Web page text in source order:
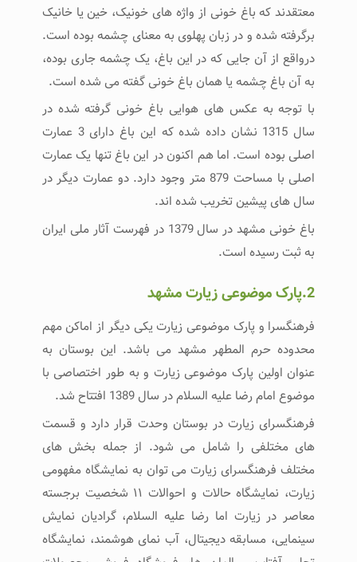
معتقدند که باغ خونی از واژه های خونیک، خین یا خانیک
برگرفته شده و در زبان پهلوی به معنای چشمه بوده است.
درواقع از آن جایی که در این باغ، یک چشمه جاری بوده،
به آن باغ چشمه یا همان باغ خونی گفته می شده است.
با توجه به عکس های هوایی باغ خونی گرفته شده در
سال 1315 نشان داده شده که این باغ دارای 3 عمارت
اصلی بوده است. اما هم اکنون در این باغ تنها یک عمارت
اصلی با مساحت 879 متر وجود دارد. دو عمارت دیگر در
سال های پیشین تخریب شده اند.
باغ خونی مشهد در سال 1379 در فهرست آثار ملی ایران
به ثبت رسیده است.
2.پارک موضوعی زیارت مشهد
فرهنگسرا و پارک موضوعی زیارت یکی دیگر از اماکن مهم
محدوده حرم المطهر مشهد می باشد. این بوستان به
عنوان اولین پارک موضوعی زیارت و به طور اختصاصی با
موضوع امام رضا علیه السلام در سال 1389 افتتاح شد.
فرهنگسرای زیارت در بوستان وحدت قرار دارد و قسمت
های مختلفی را شامل می شود. از جمله بخش های
مختلف فرهنگسرای زیارت می توان به نمایشگاه مفهومی
زیارت، نمایشگاه حالات و احوالات ۱۱ شخصیت برجسته
معاصر در زیارت اما رضا علیه السلام، گرادیان نمایش
سینمایی، مسابقه دیجیتال، آب نمای هوشمند، نمایشگاه